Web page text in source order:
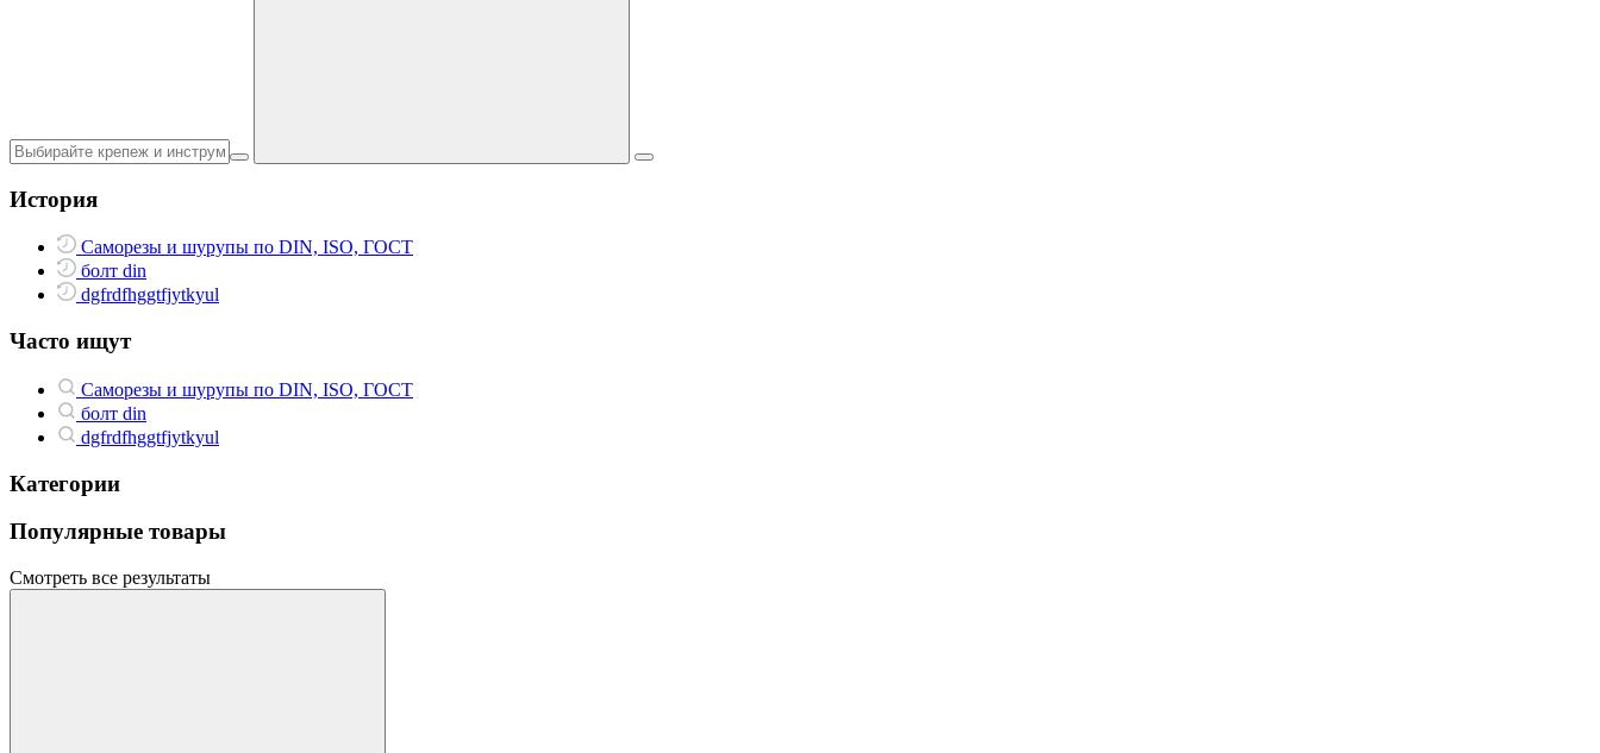
История
Саморезы и шурупы по DIN, ISO, ГОСТ
болт din
dgfrdfhggtfjytkyul
Часто ищут
Саморезы и шурупы по DIN, ISO, ГОСТ
болт din
dgfrdfhggtfjytkyul
Категории
Популярные товары
Смотреть все результаты